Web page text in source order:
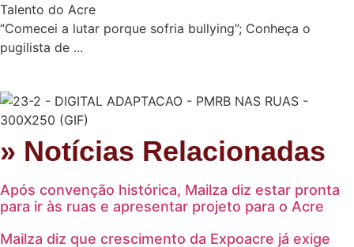
Talento do Acre
“Comecei a lutar porque sofria bullying”; Conheça o
pugilista de ...
» Notícias Relacionadas
Após convenção histórica, Mailza diz estar pronta
para ir às ruas e apresentar projeto para o Acre
Mailza diz que crescimento da Expoacre já exige